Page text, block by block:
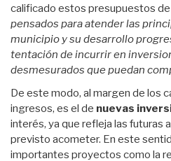
calificado estos presupuestos de
pensados para atender las
municipio y su desarrollo
tentación de incurrir en
desmesurados que puedan
De este modo, al margen de los
ingresos, es el de nuevas
interés, ya que refleja las futuras
previsto acometer. En este
importantes proyectos como la